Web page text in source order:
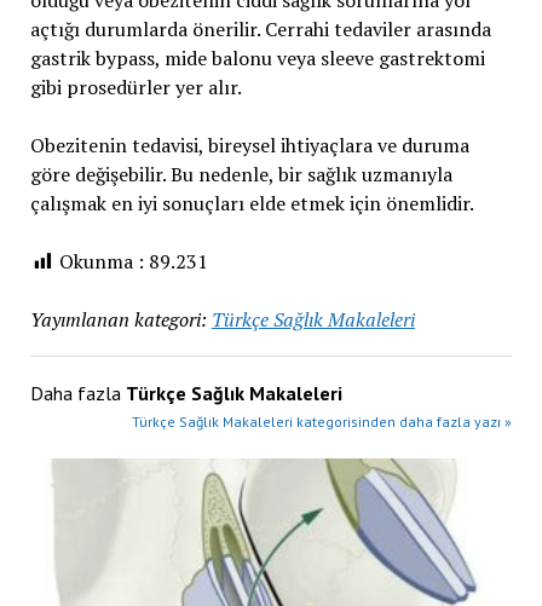
açtığı durumlarda önerilir. Cerrahi tedaviler arasında
gastrik bypass, mide balonu veya sleeve gastrektomi
gibi prosedürler yer alır.
Obezitenin tedavisi, bireysel ihtiyaçlara ve duruma
göre değişebilir. Bu nedenle, bir sağlık uzmanıyla
çalışmak en iyi sonuçları elde etmek için önemlidir.
Okunma : 89.231
Yayımlanan kategori: Türkçe Sağlık Makaleleri
Daha fazla Türkçe Sağlık Makaleleri
Türkçe Sağlık Makaleleri kategorisinden daha fazla yazı »